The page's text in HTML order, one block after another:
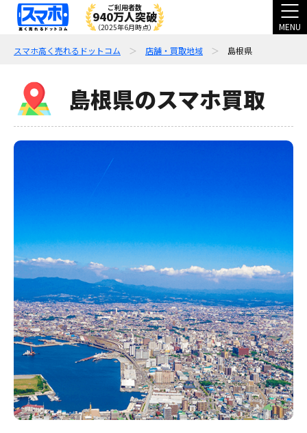
ご利用者数
940万人突破
（2025年6月時点） MENU
スマホ高く売れるドットコム 店舗・買取地域 島根県
島根県のスマホ買取